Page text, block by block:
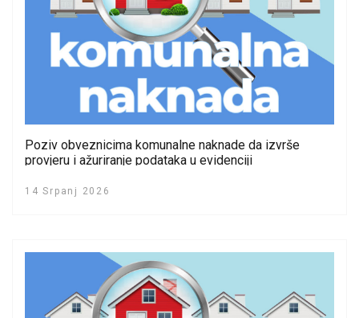
Poziv obveznicima komunalne naknade da izvrše
provjeru i ažuriranje podataka u evidenciji
14 Srpanj 2026